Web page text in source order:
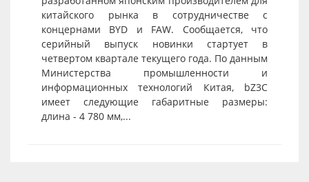
китайского рынка в сотрудничестве с
концернами BYD и FAW. Сообщается, что
серийный выпуск новинки стартует в
четвертом квартале текущего года. По данным
Министерства промышленности и
информационных технологий Китая, bZ3C
имеет следующие габаритные размеры:
длина - 4 780 мм,...